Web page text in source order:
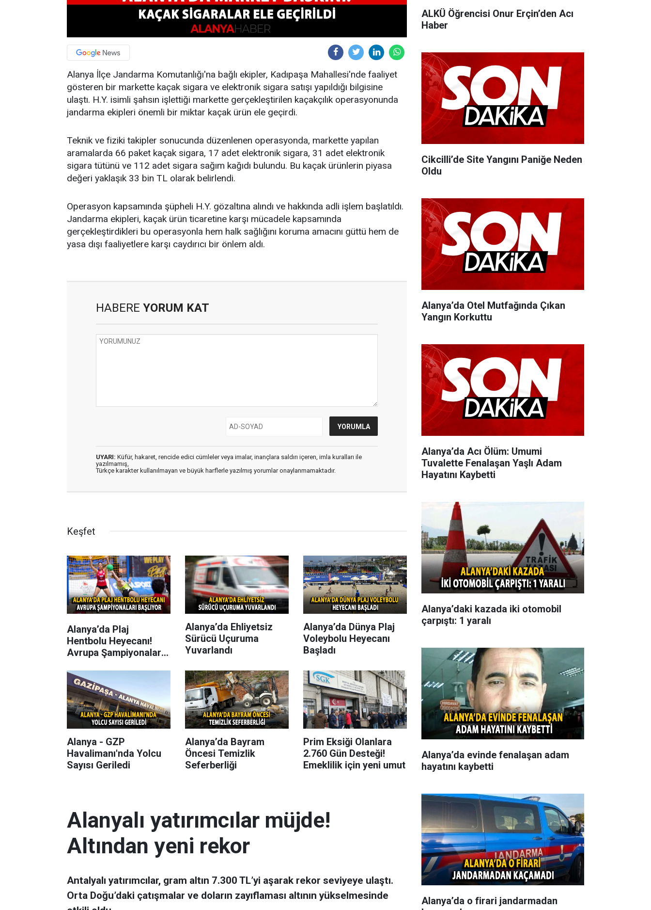
Alanya İlçe Jandarma Komutanlığı'na bağlı ekipler, Kadıpaşa Mahallesi'nde faaliyet
gösteren bir markette kaçak sigara ve elektronik sigara satışı yapıldığı bilgisine
ulaştı. H.Y. isimli şahsın işlettiği markette gerçekleştirilen kaçakçılık operasyonunda
jandarma ekipleri önemli bir miktar kaçak ürün ele geçirdi.
Teknik ve fiziki takipler sonucunda düzenlenen operasyonda, markette yapılan
aramalarda 66 paket kaçak sigara, 17 adet elektronik sigara, 31 adet elektronik
sigara tütünü ve 112 adet sigara sağım kağıdı bulundu. Bu kaçak ürünlerin piyasa
değeri yaklaşık 33 bin TL olarak belirlendi.
Operasyon kapsamında şüpheli H.Y. gözaltına alındı ve hakkında adli işlem başlatıldı.
Jandarma ekipleri, kaçak ürün ticaretine karşı mücadele kapsamında
gerçekleştirdikleri bu operasyonla hem halk sağlığını koruma amacını güttü hem de
yasa dışı faaliyetlere karşı caydırıcı bir önlem aldı.
HABERE YORUM KAT
UYARI: Küfür, hakaret, rencide edici cümleler veya imalar, inançlara saldırı içeren, imla kuralları ile
yazılmamış,
Türkçe karakter kullanılmayan ve büyük harflerle yazılmış yorumlar onaylanmamaktadır.
Keşfet
Alanya’da Plaj
Hentbolu Heyecanı!
Avrupa Şampiyonaları
Alanya’da Ehliyetsiz
Sürücü Uçuruma
Yuvarlandı
Alanya’da Dünya Plaj
Voleybolu Heyecanı
Başladı
Alanya - GZP
Havalimanı'nda Yolcu
Sayısı Geriledi
Alanya’da Bayram
Öncesi Temizlik
Seferberliği
Prim Eksiği Olanlara
2.760 Gün Desteği!
Emeklilik için yeni umut
Alanyalı yatırımcılar müjde!
Altından yeni rekor
Antalyalı yatırımcılar, gram altın 7.300 TL’yi aşarak rekor seviyeye ulaştı.
Orta Doğu’daki çatışmalar ve doların zayıflaması altının yükselmesinde
ALKÜ Öğrencisi Onur Erçin’den Acı
Haber
Cikcilli’de Site Yangını Paniğe Neden
Oldu
Alanya’da Otel Mutfağında Çıkan
Yangın Korkuttu
Alanya’da Acı Ölüm: Umumi
Tuvalette Fenalaşan Yaşlı Adam
Hayatını Kaybetti
Alanya’daki kazada iki otomobil
çarpıştı: 1 yaralı
Alanya’da evinde fenalaşan adam
hayatını kaybetti
Alanya’da o firari jandarmadan